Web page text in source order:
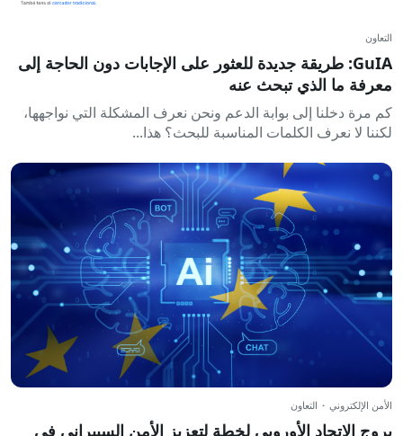
التعاون
GuIA: طريقة جديدة للعثور على الإجابات دون الحاجة إلى
معرفة ما الذي تبحث عنه
كم مرة دخلنا إلى بوابة الدعم ونحن نعرف المشكلة التي نواجهها،
لكننا لا نعرف الكلمات المناسبة للبحث؟ هذا...
الأمن الإلكتروني · التعاون
يروج الاتحاد الأوروبي لخطة لتعزيز الأمن السيبراني في